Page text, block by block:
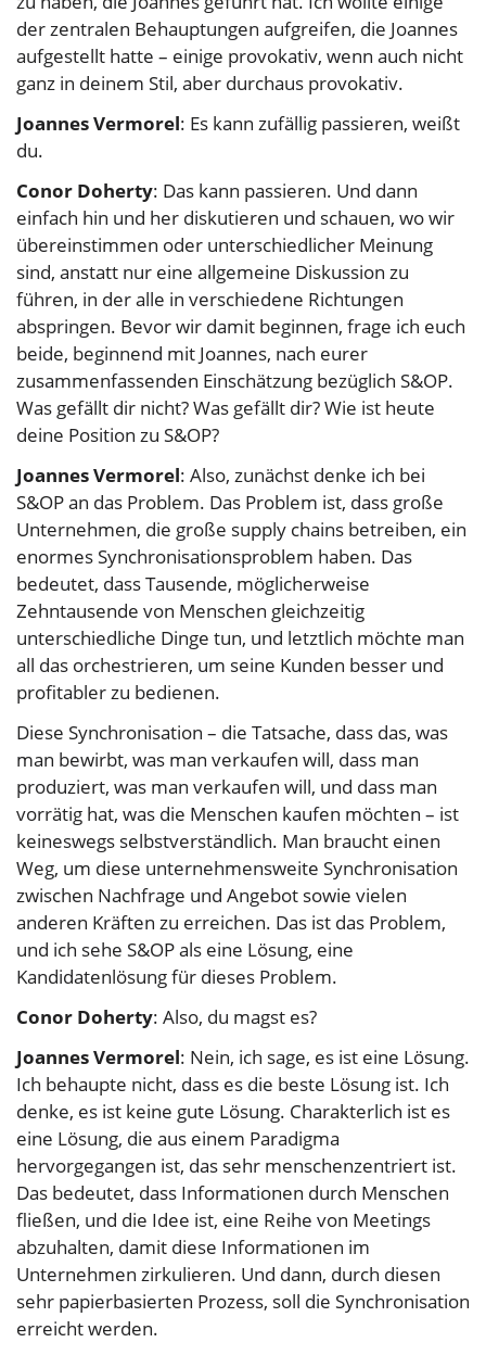
der zentralen Behauptungen aufgreifen, die Joannes
aufgestellt hatte – einige provokativ, wenn auch nicht
ganz in deinem Stil, aber durchaus provokativ.
Joannes Vermorel: Es kann zufällig passieren, weißt
du.
Conor Doherty: Das kann passieren. Und dann
einfach hin und her diskutieren und schauen, wo wir
übereinstimmen oder unterschiedlicher Meinung
sind, anstatt nur eine allgemeine Diskussion zu
führen, in der alle in verschiedene Richtungen
abspringen. Bevor wir damit beginnen, frage ich euch
beide, beginnend mit Joannes, nach eurer
zusammenfassenden Einschätzung bezüglich S&OP.
Was gefällt dir nicht? Was gefällt dir? Wie ist heute
deine Position zu S&OP?
Joannes Vermorel: Also, zunächst denke ich bei
S&OP an das Problem. Das Problem ist, dass große
Unternehmen, die große supply chains betreiben, ein
enormes Synchronisationsproblem haben. Das
bedeutet, dass Tausende, möglicherweise
Zehntausende von Menschen gleichzeitig
unterschiedliche Dinge tun, und letztlich möchte man
all das orchestrieren, um seine Kunden besser und
profitabler zu bedienen.
Diese Synchronisation – die Tatsache, dass das, was
man bewirbt, was man verkaufen will, dass man
produziert, was man verkaufen will, und dass man
vorrätig hat, was die Menschen kaufen möchten – ist
keineswegs selbstverständlich. Man braucht einen
Weg, um diese unternehmensweite Synchronisation
zwischen Nachfrage und Angebot sowie vielen
anderen Kräften zu erreichen. Das ist das Problem,
und ich sehe S&OP als eine Lösung, eine
Kandidatenlösung für dieses Problem.
Conor Doherty: Also, du magst es?
Joannes Vermorel: Nein, ich sage, es ist eine Lösung.
Ich behaupte nicht, dass es die beste Lösung ist. Ich
denke, es ist keine gute Lösung. Charakterlich ist es
eine Lösung, die aus einem Paradigma
hervorgegangen ist, das sehr menschenzentriert ist.
Das bedeutet, dass Informationen durch Menschen
fließen, und die Idee ist, eine Reihe von Meetings
abzuhalten, damit diese Informationen im
Unternehmen zirkulieren. Und dann, durch diesen
sehr papierbasierten Prozess, soll die Synchronisation
erreicht werden.